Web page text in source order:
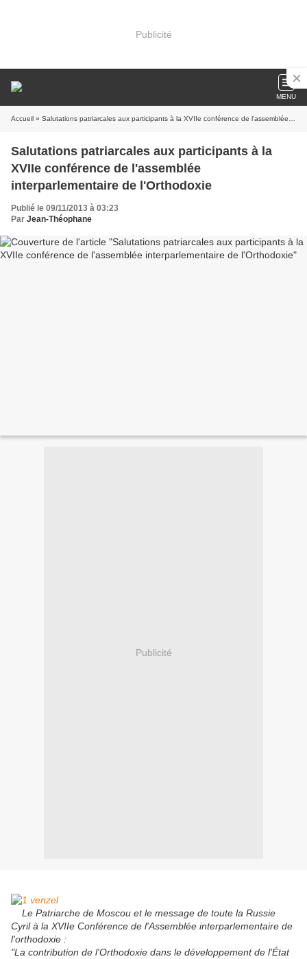
Publicité
MENU
Accueil » Salutations patriarcales aux participants à la XVIIe conférence de l'assemblée interparlementaire de l'Orthodoxie
Salutations patriarcales aux participants à la
XVIIe conférence de l'assemblée
interparlementaire de l'Orthodoxie
Publié le 09/11/2013 à 03:23
Par Jean-Théophane
Publicité
Le Patriarche de Moscou et le message de toute la Russie
Cyril à la XVIIe Conférence de l'Assemblée interparlementaire de
l'orthodoxie :
"La contribution de l'Orthodoxie dans le développement de l'État